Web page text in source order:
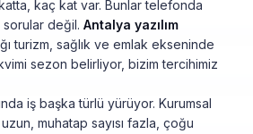
kaç kat var. Bunlar telefonda
değil. Antalya yazılım
turizm, sağlık ve emlak ekseninde
sezon belirliyor, bizim tercihimiz
iş başka türlü yürüyor. Kurumsal
muhatap sayısı fazla, çoğu